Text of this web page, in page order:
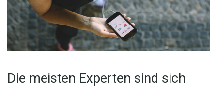
Die meisten Experten sind sich